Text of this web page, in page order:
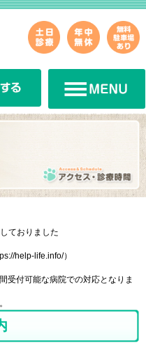
ておりました
help-life.info/）
受付可能な病院での対応となりま